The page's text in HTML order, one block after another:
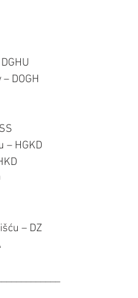
DOGH
HGKD
– DZ